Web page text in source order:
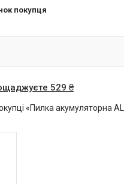
покупця
529 ₴
«Пилка акумуляторна